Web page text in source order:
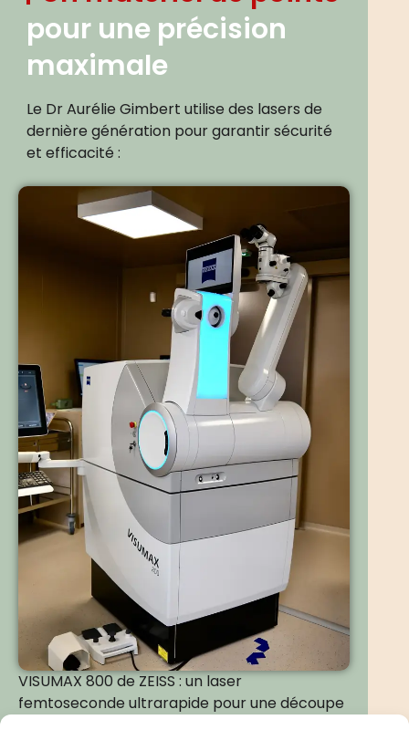
pour une précision
maximale
Le Dr Aurélie Gimbert utilise des lasers de
dernière génération pour garantir sécurité
et efficacité :
VISUMAX 800 de ZEISS : un laser
femtoseconde ultrarapide pour une découpe